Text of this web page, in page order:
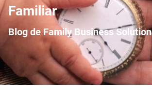
Familiar
Blog de Family Business